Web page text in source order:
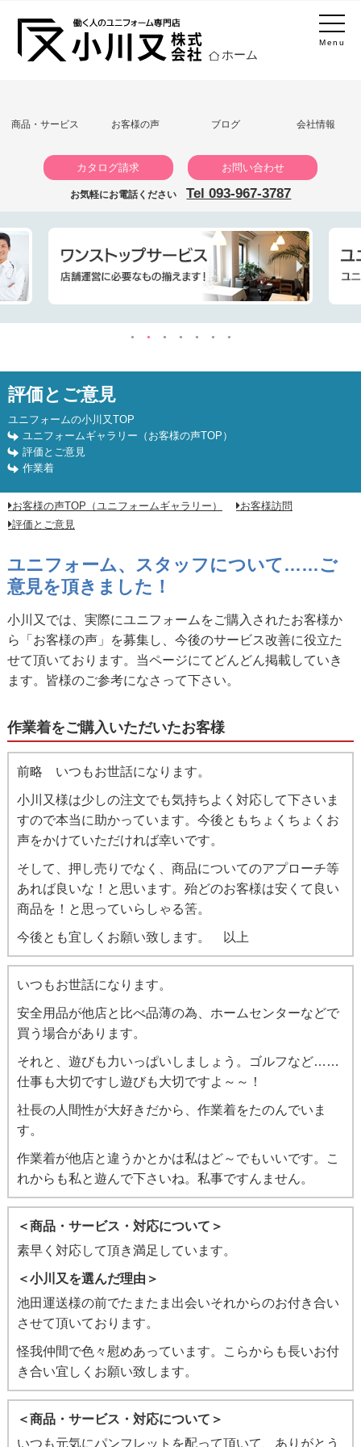
Menu
ホーム
商品・サービス お客様の声 ブログ 会社情報
カタログ請求 お問い合わせ
お気軽にお電話ください Tel 093-967-3787
評価とご意見
ユニフォームの小川又TOP
ユニフォームギャラリー（お客様の声TOP）
評価とご意見
作業着
お客様の声TOP（ユニフォームギャラリー）
お客様訪問
評価とご意見
ユニフォーム、スタッフについて……ご
意見を頂きました！
小川又では、実際にユニフォームをご購入されたお客様か
ら「お客様の声」を募集し、今後のサービス改善に役立た
せて頂いております。当ページにてどんどん掲載していき
ます。皆様のご参考になさって下さい。
作業着をご購入いただいたお客様
前略 いつもお世話になります。
小川又様は少しの注文でも気持ちよく対応して下さいま
すので本当に助かっています。今後ともちょくちょくお
声をかけていただければ幸いです。
そして、押し売りでなく、商品についてのアプローチ等
あれば良いな！と思います。殆どのお客様は安くて良い
商品を！と思っていらしゃる筈。
今後とも宜しくお願い致します。 以上
いつもお世話になります。
安全用品が他店と比べ品薄の為、ホームセンターなどで
買う場合があります。
それと、遊びも力いっぱいしましょう。ゴルフなど……
仕事も大切ですし遊びも大切ですよ～～！
社長の人間性が大好きだから、作業着をたのんでいま
す。
作業着が他店と違うかとかは私はど～でもいいです。こ
れからも私と遊んで下さいね。私事ですんません。
＜商品・サービス・対応について＞
素早く対応して頂き満足しています。
＜小川又を選んだ理由＞
池田運送様の前でたまたま出会いそれからのお付き合い
させて頂いております。
怪我仲間で色々慰めあっています。こらからも長いお付
き合い宜しくお願い致します。
＜商品・サービス・対応について＞
いつも元気にパンフレットを配って頂いて、ありがとう